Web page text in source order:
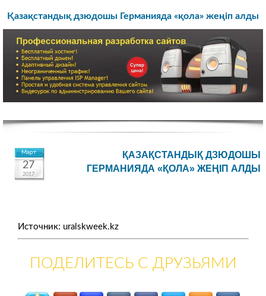
Қазақстандық дзюдошы Германияда «қола» жеңіп алды
Март
27
2017
ҚАЗАҚСТАНДЫҚ ДЗЮДОШЫ
ГЕРМАНИЯДА «ҚОЛА» ЖЕҢІП АЛДЫ
Источник: uralskweek.kz
ПОДЕЛИТЕСЬ С ДРУЗЬЯМИ